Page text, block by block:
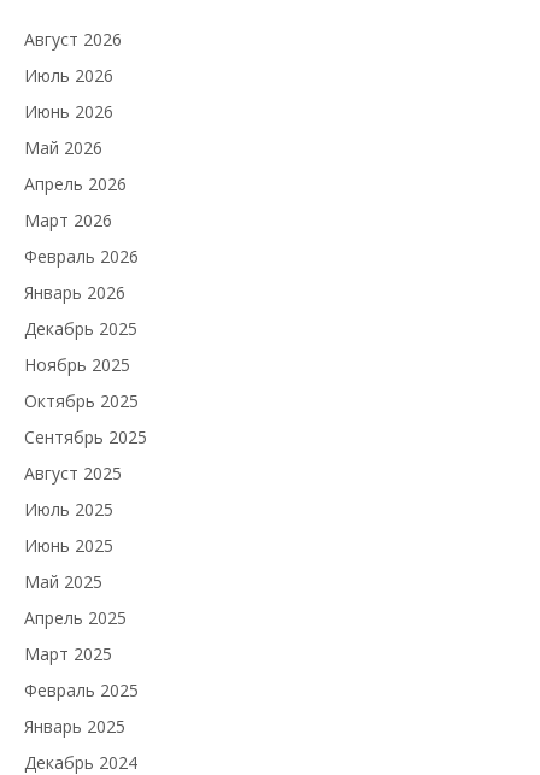
Август 2026
Июль 2026
Июнь 2026
Май 2026
Апрель 2026
Март 2026
Февраль 2026
Январь 2026
Декабрь 2025
Ноябрь 2025
Октябрь 2025
Сентябрь 2025
Август 2025
Июль 2025
Июнь 2025
Май 2025
Апрель 2025
Март 2025
Февраль 2025
Январь 2025
Декабрь 2024